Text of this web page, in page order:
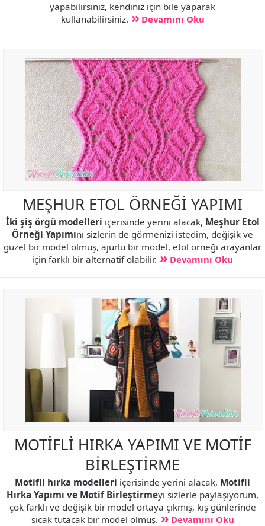
yapabilirsiniz, kendiniz için bile yaparak
kullanabilirsiniz.
Devamını Oku
MEŞHUR ETOL ÖRNEĞİ YAPIMI
İki şiş örgü modelleri içerisinde yerini alacak, Meşhur Etol
Örneği Yapımını sizlerin de görmenizi istedim, değişik ve
güzel bir model olmuş, ajurlu bir model, etol örneği arayanlar
için farklı bir alternatif olabilir.
Devamını Oku
MOTİFLİ HIRKA YAPIMI VE MOTİF
BİRLEŞTİRME
Motifli hırka modelleri içerisinde yerini alacak, Motifli
Hırka Yapımı ve Motif Birleştirmeyi sizlerle paylaşıyorum,
çok farklı ve değişik bir model ortaya çıkmış, kış günlerinde
sıcak tutacak bir model olmuş.
Devamını Oku